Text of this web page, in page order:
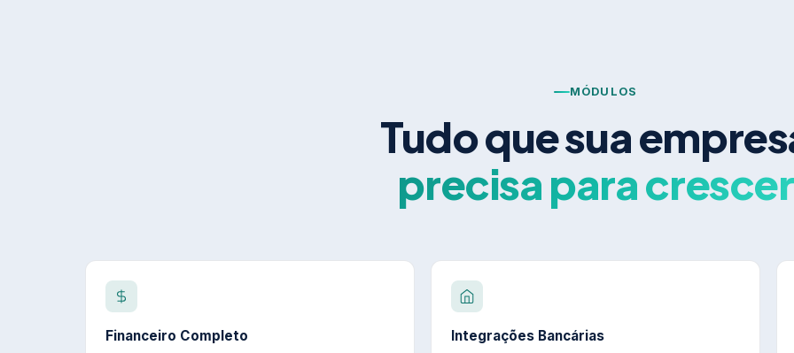
MÓDULOS
Tudo que sua
precisa para crescer
Financeiro Completo Integrações Bancárias